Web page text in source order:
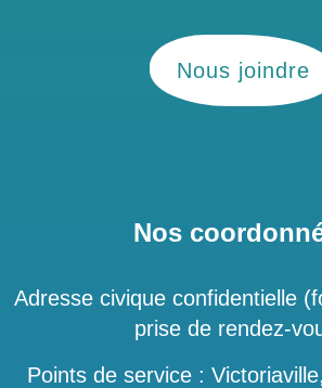
Nous joindre
Nos
Adresse civique confidentielle
prise de rendez-
Points de service :